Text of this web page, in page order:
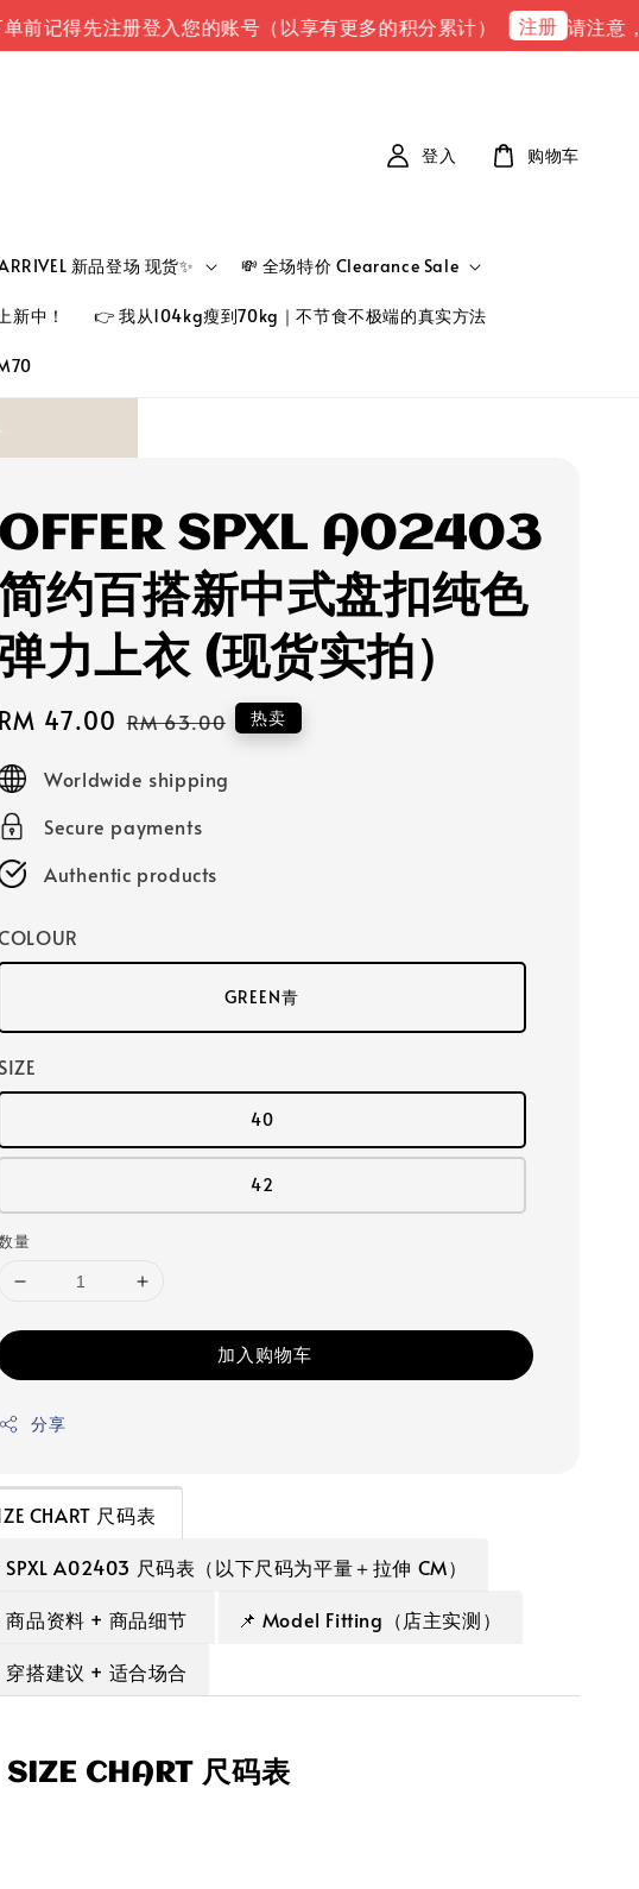
得先注册登入您的账号（以享有更多的积分累计） 注册 请注意，请
新品登场 现货✨ 💸 全场特价 Clearance Sale
新中！ 👉 我从104kg瘦到70kg｜不节食不极端的真实方法
登入 购物车
OFFER SPXL A02403
约百搭新中式盘扣纯色
弹力上衣 (现货实拍）
Sale
price
RM 47.00 Regular
RM 63.00 热卖
Worldwide shipping
Secure payments
Authentic products
GREEN青
SIZE
40
42
量
加入购物车
分享
CHART 尺码表
SPXL A02403 尺码表（以下尺码为平量＋拉伸 CM）
商品资料 + 商品细节
📌 Model Fitting（店主实测）
穿搭建议 + 适合场合
SIZE CHART 尺码表